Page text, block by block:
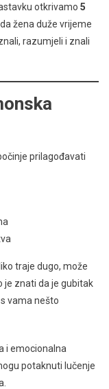
otkrivamo 5
žena duže vrijeme
razumjeli i znali
prilagođavati
traje dugo, može
je znati da je gubitak
vama nešto
i emocionalna
potaknuti lučenje